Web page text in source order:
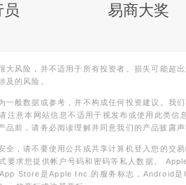
易商大奖
大风险，并不适用于所有投资者。损失可能超
及的风险。
一般数据或参考，并不构成任何投资建议。我
注意本网站信息不适用于视发布或使用此类
品前，请务必阅读理解并同意我们的产品披露声
全，请不要使用公共或共享计算机登入您的交
要求您提供帐户号码和密码等私人数据。
Store是Apple Inc.的服务标志，Android